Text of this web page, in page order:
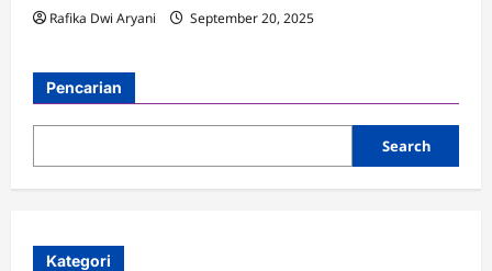
Rafika Dwi Aryani September 20, 2025
Pencarian
Search
Kategori